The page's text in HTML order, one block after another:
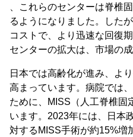
、これらのセンターは脊椎
るようになりました。した
コストで、より迅速な回復
センターの拡大は、市場の
日本では高齢化が進み、よ
高まっています。病院では
ために、MISS（人工脊椎固
います。2023年には、日本
対するMISS手術が約15%増